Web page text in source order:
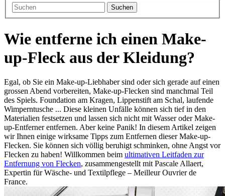
Suchen
Wie entferne ich einen Make-
up-Fleck aus der Kleidung?
Egal, ob Sie ein Make-up-Liebhaber sind oder sich gerade auf einen
grossen Abend vorbereiten, Make-up-Flecken sind manchmal Teil
des Spiels. Foundation am Kragen, Lippenstift am Schal, laufende
Wimperntusche ... Diese kleinen Unfälle können sich tief in den
Materialien festsetzen und lassen sich nicht mit Wasser oder Make-
up-Entferner entfernen. Aber keine Panik! In diesem Artikel zeigen
wir Ihnen einige wirksame Tipps zum Entfernen dieser Make-up-
Flecken. Sie können sich völlig beruhigt schminken, ohne Angst vor
Flecken zu haben! Willkommen beim ultimativen Leitfaden zur
Entfernung von Flecken, zusammengestellt mit Pascale Allaert,
Expertin für Wäsche- und Textilpflege – Meilleur Ouvrier de
France.